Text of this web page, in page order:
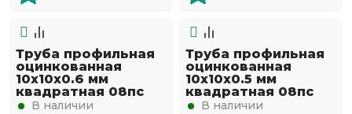
Труба профильная
оцинкованная
10х10х0.6 мм
квадратная 08пс
В наличии
Труба профильная
оцинкованная
10х10х0.5 мм
квадратная 08пс
В наличии